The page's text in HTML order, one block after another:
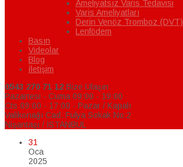
Ameliyatsız Varis Tedavisi
Varis Ameliyatları
Derin Venöz Tromboz (DVT)
Lenfödem
Basın
Videolar
Blog
İletişim
0543 270 71 12 Bize Ulaşın
Pazartesi - Cuma 09:00 - 19:00
Cts 09:00 - 17:00 - Pazar / Kapalı
Valikonağı Cad. Fulya Sokak No:2
Nişantaşı / İSTANBUL
31
Oca
2025